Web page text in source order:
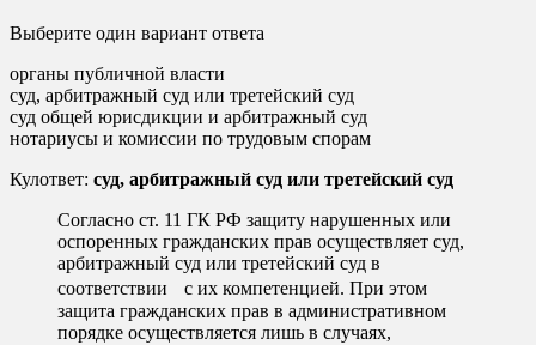
Выберите один вариант ответа
органы публичной власти
суд, арбитражный суд или третейский суд
суд общей юрисдикции и арбитражный суд
нотариусы и комиссии по трудовым спорам
Кулответ: суд, арбитражный суд или третейский суд
Согласно ст. 11 ГК РФ защиту нарушенных или
оспоренных гражданских прав осуществляет суд,
арбитражный суд или третейский суд в
соответствии с их компетенцией. При этом
защита гражданских прав в административном
порядке осуществляется лишь в случаях,